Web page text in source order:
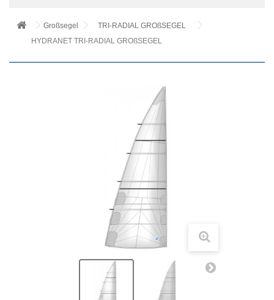
Großsegel
TRI-RADIAL GROßSEGEL
HYDRANET TRI-RADIAL GROßSEGEL